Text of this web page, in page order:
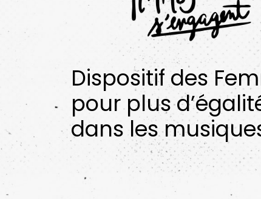
Dispositif des
pour plus
dans les